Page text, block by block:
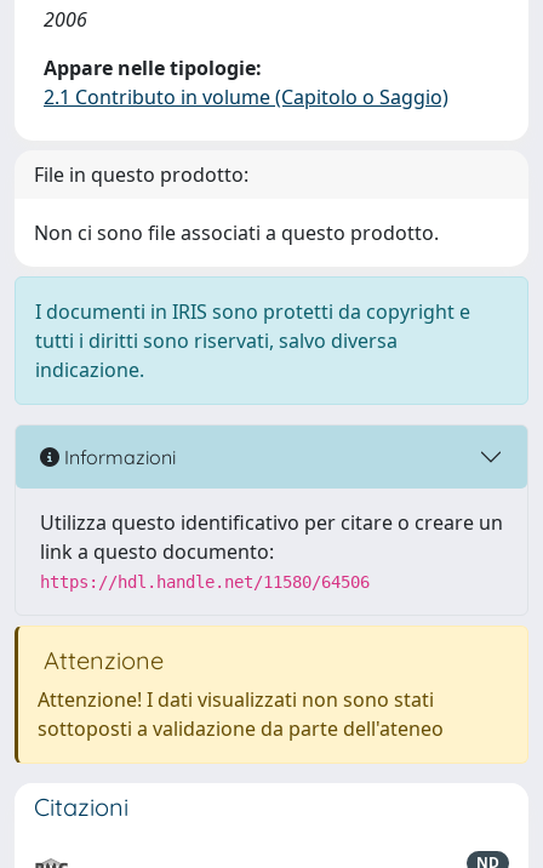
2006
Appare nelle tipologie:
2.1 Contributo in volume (Capitolo o Saggio)
File in questo prodotto:
Non ci sono file associati a questo prodotto.
I documenti in IRIS sono protetti da copyright e
tutti i diritti sono riservati, salvo diversa
indicazione.
Informazioni
Utilizza questo identificativo per citare o creare un
link a questo documento:
https://hdl.handle.net/11580/64506
Attenzione
Attenzione! I dati visualizzati non sono stati
sottoposti a validazione da parte dell'ateneo
Citazioni
ND